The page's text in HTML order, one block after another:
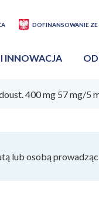
DOFINANSOWANIE
INNOWACJA
400 mg 57 mg/5
lub osobą